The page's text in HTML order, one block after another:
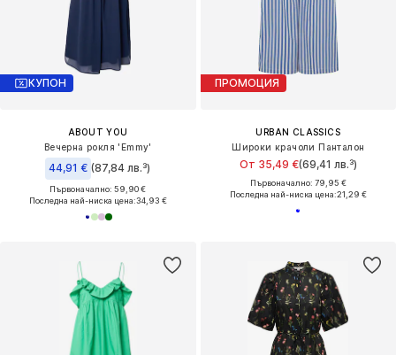
КУПОН
ABOUT YOU
Вечерна рокля 'Emmy'
44,91 € (87,84 лв.³)
Първоначално: 59,90 €
Последна най-ниска цена:34,93 €
ПРОМОЦИЯ
URBAN CLASSICS
Широки крачоли Панталон
От 35,49 €(69,41 лв.³)
Първоначално: 79,95 €
Последна най-ниска цена:21,29 €